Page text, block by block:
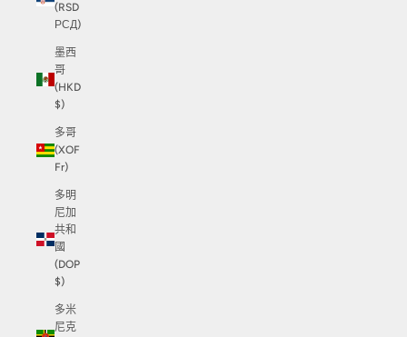
(RSD
РСД)
墨西
哥
(HKD
$)
多哥
(XOF
Fr)
多明
尼加
共和
國
(DOP
$)
多米
尼克